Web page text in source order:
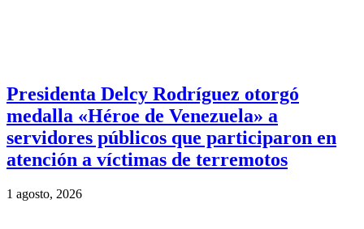
Presidenta Delcy Rodríguez otorgó
medalla «Héroe de Venezuela» a
servidores públicos que participaron en
atención a víctimas de terremotos
1 agosto, 2026